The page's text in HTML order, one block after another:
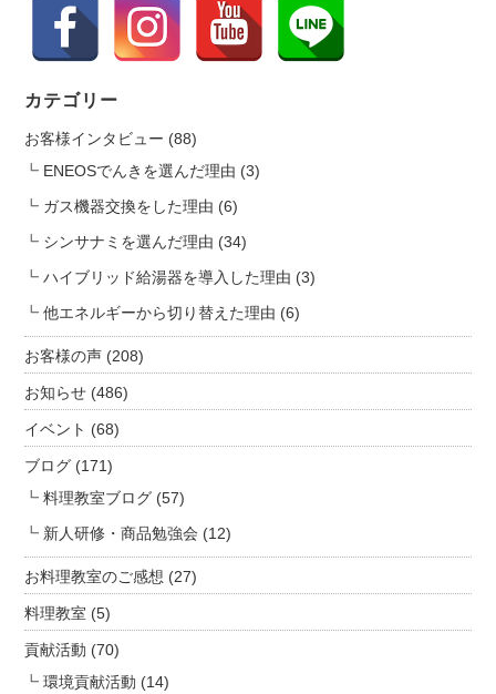
先
生
フ
ラ
料
理
室】
は
カテゴリー
お客様インタビュー (88)
ENEOSでんきを選んだ理由 (3)
ガス機器交換をした理由 (6)
シンサナミを選んだ理由 (34)
ハイブリッド給湯器を導入した理由 (3)
他エネルギーから切り替えた理由 (6)
お客様の声 (208)
お知らせ (486)
イベント (68)
ブログ (171)
料理教室ブログ (57)
新人研修・商品勉強会 (12)
お料理教室のご感想 (27)
料理教室 (5)
貢献活動 (70)
環境貢献活動 (14)